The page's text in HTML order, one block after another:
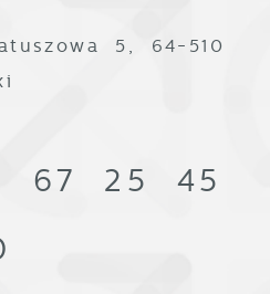
5, 64-510
67 25 45